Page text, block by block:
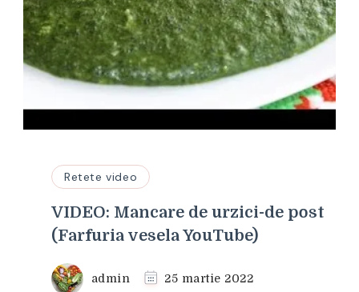
Retete video
VIDEO: Mancare de urzici-de post
(Farfuria vesela YouTube)
admin 25 martie 2022